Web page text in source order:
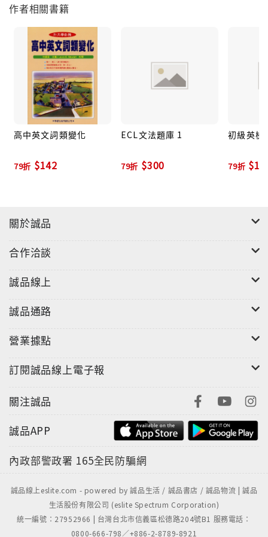
作者相關書籍
高中英文詞類變化
79折 $142
ECL文法題庫 1
79折 $300
初級英檢
79折
關於誠品
合作洽談
誠品線上
誠品通路
營業據點
訂閱誠品線上電子報
關注誠品
誠品APP
內政部警政署 165全民防騙網
誠品線上eslite.com - powered by 誠品生活 / 誠品書店 / 誠品物流 | 誠品
生活股份有限公司 (eslite Spectrum Corporation)
統一編號：27952966 | 台灣台北市信義區松德路204號B1 服務電話：
0800-666-798／+886-2-8789-8921